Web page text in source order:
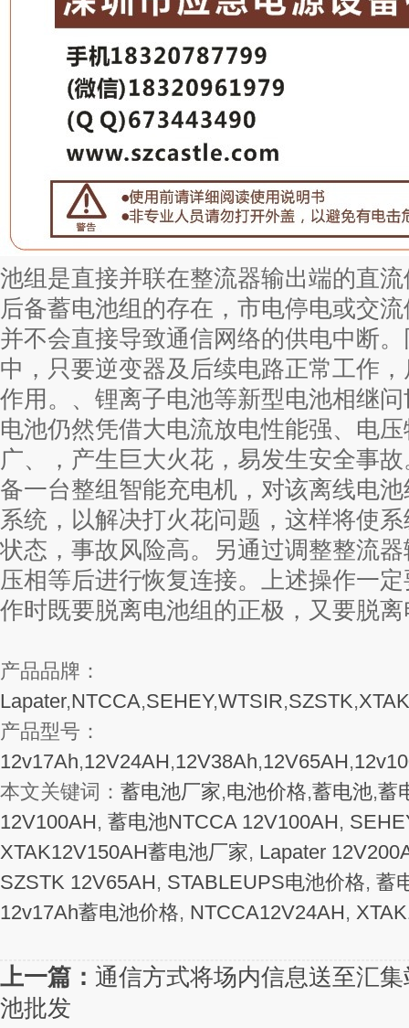
池组是直接并联在整流器输出端的直
后备蓄电池组的存在，市电停电或交
并不会直接导致通信网络的供电中断
中，只要逆变器及后续电路正常工作
作用。、锂离子电池等新型电池相继
电池仍然凭借大电流放电性能强、电
广、，产生巨大火花，易发生安全事
备一台整组智能充电机，对该离线电
系统，以解决打火花问题，这样将使
状态，事故风险高。另通过调整整流
压相等后进行恢复连接。上述操作一
作时既要脱离电池组的正极，又要脱
产品品牌：
Lapater,NTCCA,SEHEY,WTSIR,SZSTK,XTAK
产品型号：
12v17Ah,12V24AH,12V38Ah,12V65AH,
本文关键词： 蓄电池厂家,电池价格,蓄电池,蓄
12V100AH, 蓄电池NTCCA 12V100AH,
XTAK12V150AH蓄电池厂家, Lapater
SZSTK 12V65AH, STABLEUPS电池价格, 蓄
12v17Ah蓄电池价格, NTCCA12V24AH,
上一篇： 通信方式将场内信息送至汇
池批发